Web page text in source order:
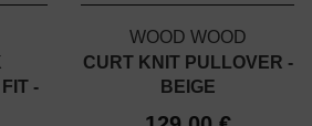
-
WOOD WOOD
CURT KNIT PULLOVER -
BEIGE